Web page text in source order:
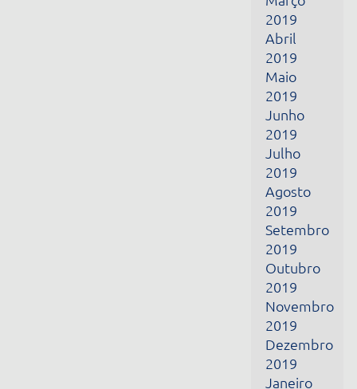
Julho
2019
Agosto
2019
Setembro
2019
Outubro
2019
Novembro
2019
Dezembro
2019
Janeiro
2020
Fevereiro
2020
Março
2020
Abril
2020
Maio